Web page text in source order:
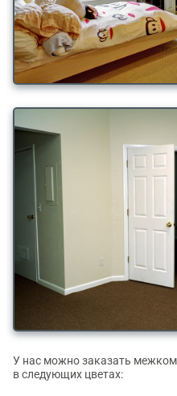
У нас можно заказать
в следующих цветах: